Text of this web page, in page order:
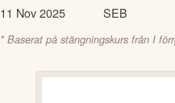
11 Nov 2025 SEB
* Baserat på stängningskurs från I